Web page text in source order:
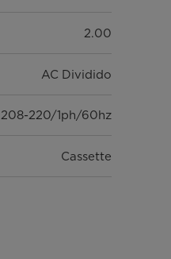
2.00
AC Dividido
208-220/1ph/60hz
Cassette